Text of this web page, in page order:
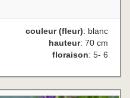
couleur (fleur): blanc
hauteur: 70 cm
floraison: 5- 6